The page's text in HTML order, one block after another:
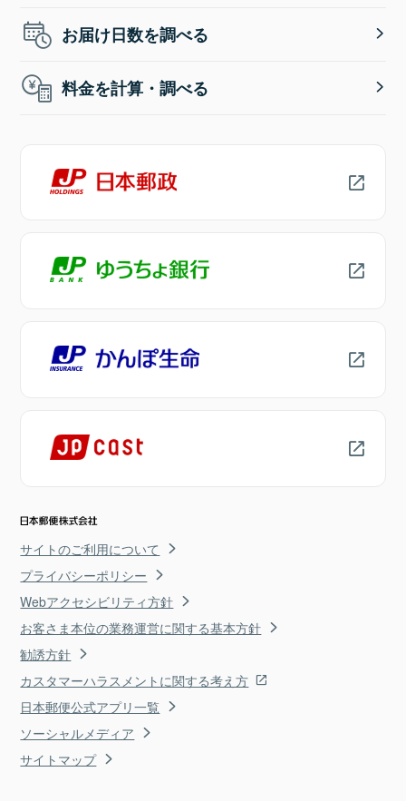
お届け日数を調べる
料金を計算・調べる
サイトのご利用について
プライバシーポリシー
Webアクセシビリティ方針
お客さま本位の業務運営に関する基本方針
勧誘方針
カスタマーハラスメントに関する考え方
日本郵便公式アプリ一覧
ソーシャルメディア
サイトマップ